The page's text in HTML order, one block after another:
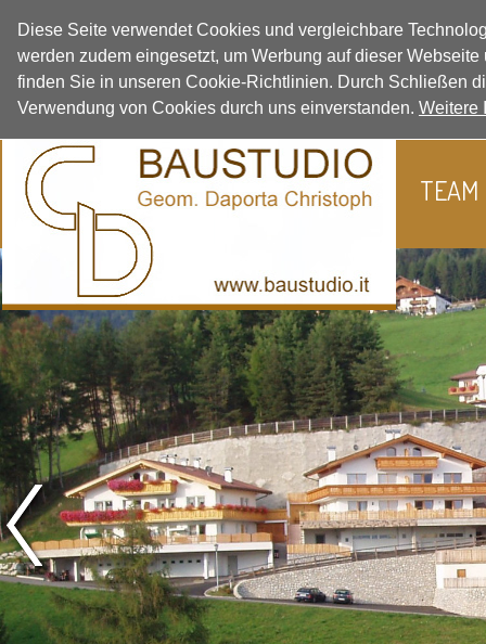
Diese Seite verwendet Cookies und vergleichbare
werden zudem eingesetzt, um Werbung auf dieser
finden Sie in unseren Cookie-Richtlinien. Durch Schließen
Verwendung von Cookies durch uns einverstanden. Weitere
TEAM